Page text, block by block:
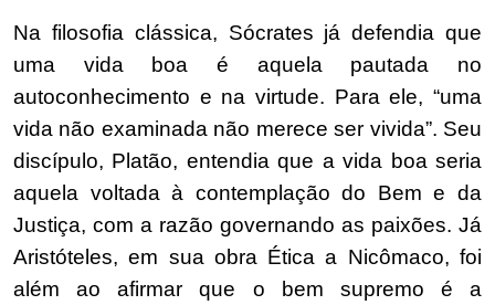
Na filosofia clássica, Sócrates já defendia que
uma vida boa é aquela pautada no
autoconhecimento e na virtude. Para ele, “uma
vida não examinada não merece ser vivida”. Seu
discípulo, Platão, entendia que a vida boa seria
aquela voltada à contemplação do Bem e da
Justiça, com a razão governando as paixões. Já
Aristóteles, em sua obra Ética a Nicômaco, foi
além ao afirmar que o bem supremo é a